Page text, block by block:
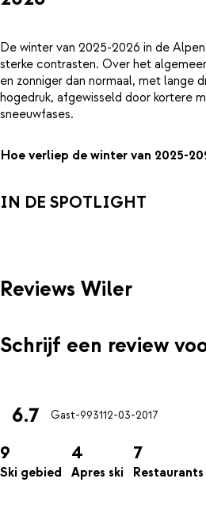
De winter van 2025-2026 in de
sterke contrasten. Over het
en zonniger dan normaal, met lange
hogedruk, afgewisseld door kortere
sneeuwfases.
Hoe verliep de winter van 2025-
IN DE SPOTLIGHT
Reviews Wiler
Schrijf een review
6.7 Gast-993112-03-2017
9
Ski gebied
4
Apres ski
7
Restaurants